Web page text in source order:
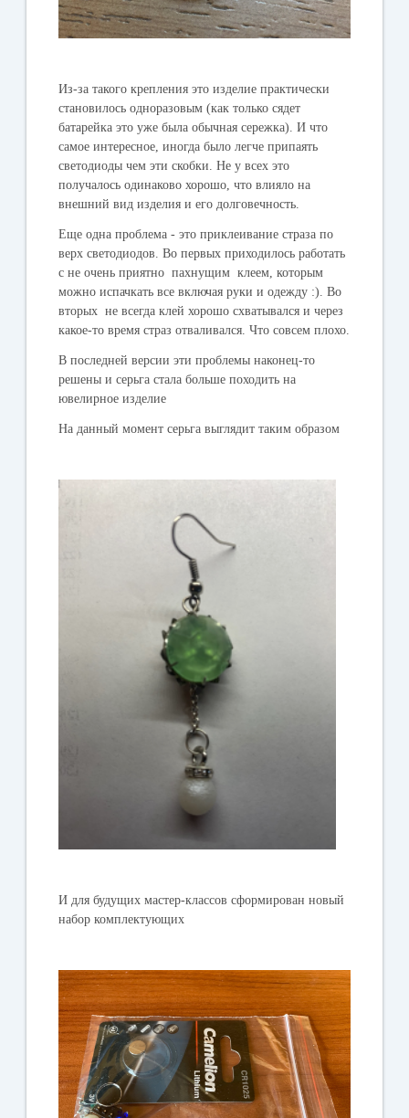
Из-за такого крепления это изделие практически
становилось одноразовым (как только сядет
батарейка это уже была обычная сережка). И что
самое интересное, иногда было легче припаять
светодиоды чем эти скобки. Не у всех это
получалось одинаково хорошо, что влияло на
внешний вид изделия и его долговечность.
Еще одна проблема - это приклеивание страза по
верх светодиодов. Во первых приходилось работать
с не очень приятно пахнущим клеем, которым
можно испачкать все включая руки и одежду :). Во
вторых не всегда клей хорошо схватывался и через
какое-то время страз отваливался. Что совсем плохо.
В последней версии эти проблемы наконец-то
решены и серьга стала больше походить на
ювелирное изделие
На данный момент серьга выглядит таким образом
И для будущих мастер-классов сформирован новый
набор комплектующих